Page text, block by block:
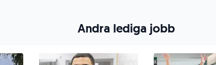
Andra lediga jobb